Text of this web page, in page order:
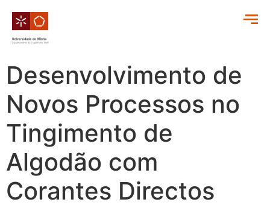
Desenvolvimento de
Novos Processos no
Tingimento de
Algodão com
Corantes Directos